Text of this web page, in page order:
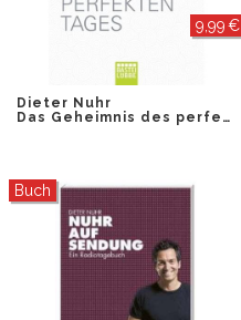
9,99 €
Dieter Nuhr
Das Geheimnis des perfekten Tages
Buch